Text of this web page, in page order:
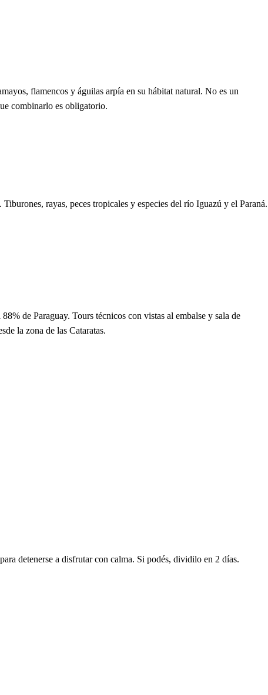
flamencos y águilas arpía en su hábitat natural. No es un
combinarlo es obligatorio.
rayas, peces tropicales y especies del río Iguazú y el Paraná.
de Paraguay. Tours técnicos con vistas al embalse y sala de
la zona de las Cataratas.
detenerse a disfrutar con calma. Si podés, dividilo en 2 días.